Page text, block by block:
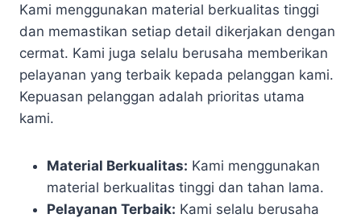
Kami menggunakan material berkualitas tinggi
dan memastikan setiap detail dikerjakan dengan
cermat. Kami juga selalu berusaha memberikan
pelayanan yang terbaik kepada pelanggan kami.
Kepuasan pelanggan adalah prioritas utama
kami.
Material Berkualitas: Kami menggunakan
material berkualitas tinggi dan tahan lama.
Pelayanan Terbaik: Kami selalu berusaha